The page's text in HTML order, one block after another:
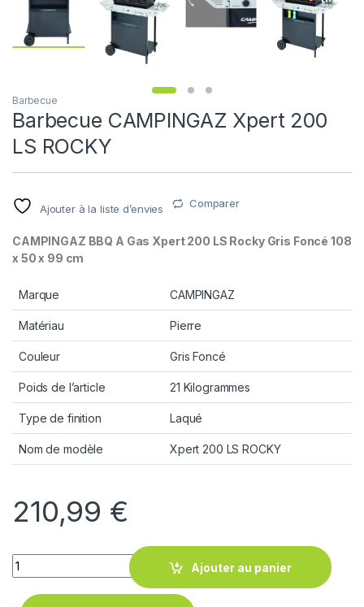
Barbecue
Barbecue CAMPINGAZ Xpert 200
LS ROCKY
Ajouter à la liste d’envies Comparer
CAMPINGAZ BBQ A Gas Xpert 200 LS Rocky Gris Foncé 108
x 50 x 99 cm
Marque CAMPINGAZ
Matériau Pierre
Couleur Gris Foncé
Poids de l’article 21 Kilogrammes
Type de finition Laqué
Nom de modèle Xpert 200 LS ROCKY
210,99 €
Quantity
Ajouter au panier